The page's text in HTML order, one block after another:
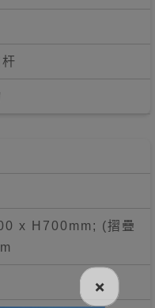
x H700mm; (摺疊
×